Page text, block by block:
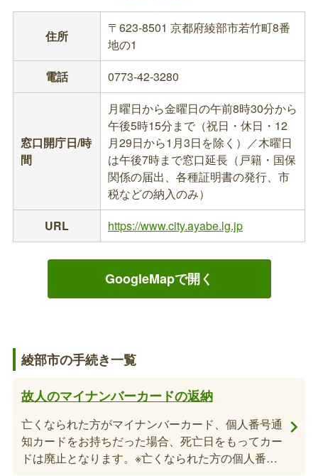
住所
〒623-8501 京都府綾部市若竹町8番
地の1
電話
0773-42-3280
窓口開庁日/時
間
月曜日から金曜日の午前8時30分から
午後5時15分まで（祝日・休日・12
月29日から1月3日を除く）／木曜日
は午後7時まで窓口延長（戸籍・国保
関係の届出、各種証明書の発行、市
税などの納入のみ）
URL
https://www.city.ayabe.lg.jp
GoogleMapで開く
綾部市の手続き一覧
故人のマイナンバーカードの返納
亡くなられた方がマイナンバーカード、個人番号通
知カードをお持ちだった場合、死亡日をもってカー
ドは廃止となります。※亡くなられた方の個人番号